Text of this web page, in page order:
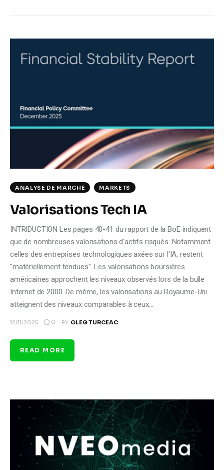
ANALYSE DE MARCHÉ MARKETS
Valorisations Tech IA
INTRIDUCTION Les pages 40-41 du rapport de la BoE indiquent
que de nombreuses valorisations d'actifs risqués. Notamment
celles des entreprises technologiques axées sur l'IA, restent
"matériellement tendues". Les valorisations boursières
américaines approchent les niveaux observés lors de la bulle
Internet de 2000. De même, les valorisations au Royaume-Uni
atteignent des niveaux comparables à ceux…
12/11/2025 0 BY OLEG TURCEAC
READ MORE